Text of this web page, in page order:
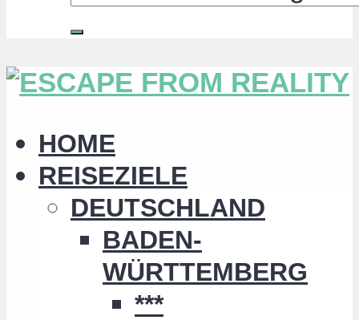
HOME
REISEZIELE
DEUTSCHLAND
BADEN-
WÜRTTEMBERG
***